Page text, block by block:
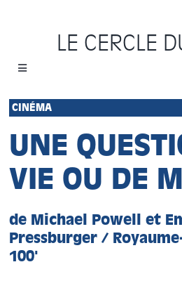
LE CERCLE
Toggle
Accueil
Cycles
Programme
Location
CINÉMA
UNE
VIE OU DE
de Michael Powell et
Pressburger /
100'